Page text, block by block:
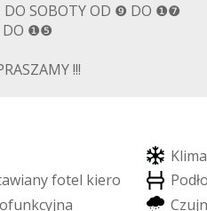
DO SOBOTY OD ❾ DO ❶❼
DO ❶❺
!!!
Klima
awianyfotel kiero Podło
ofunkcyjna Czujn